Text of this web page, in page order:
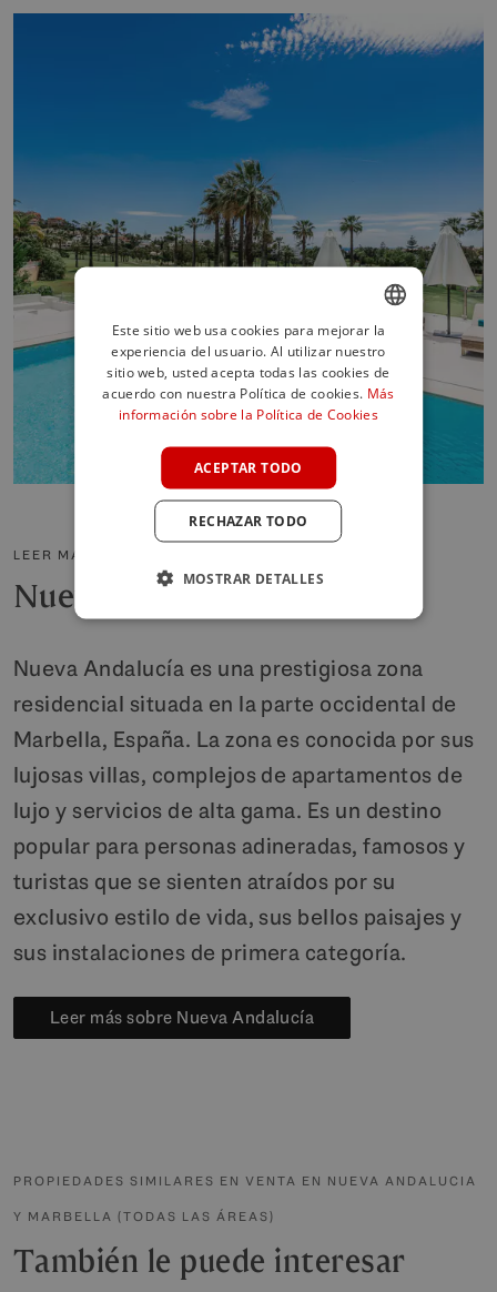
LEER MÁS SOBRE EL ÁREA
Nueva Andalucía
Nueva Andalucía es una prestigiosa zona
residencial situada en la parte occidental de
Marbella, España. La zona es conocida por sus
lujosas villas, complejos de apartamentos de
lujo y servicios de alta gama. Es un destino
popular para personas adineradas, famosos y
turistas que se sienten atraídos por su
exclusivo estilo de vida, sus bellos paisajes y
sus instalaciones de primera categoría.
Leer más sobre Nueva Andalucía
PROPIEDADES SIMILARES EN VENTA EN NUEVA ANDALUCIA
Y MARBELLA (TODAS LAS ÁREAS)
También le puede interesar
ENGLISH
SPANISH
POLISH
Este sitio web usa cookies para mejorar la
experiencia del usuario. Al utilizar nuestro
sitio web, usted acepta todas las cookies de
acuerdo con nuestra Política de cookies. Más
información sobre la Política de Cookies
ACEPTAR TODO
RECHAZAR TODO
MOSTRAR DETALLES